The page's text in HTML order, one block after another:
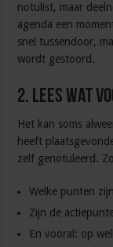
notulist, maar
agenda een
snel tussendoor,
wordt gestoord.
2. Lees wat
Het kan soms
heeft
zelf genotuleerd.
Welke punten
Zijn de
En vooral: op